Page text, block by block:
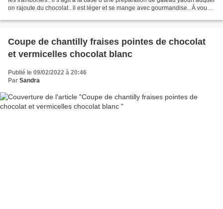
on rajoute du chocolat.. il est léger et se mange avec gourmandise.. À vous
Coupe de chantilly fraises pointes de chocolat
et vermicelles chocolat blanc
Publié le 09/02/2022 à 20:46
Par Sandra